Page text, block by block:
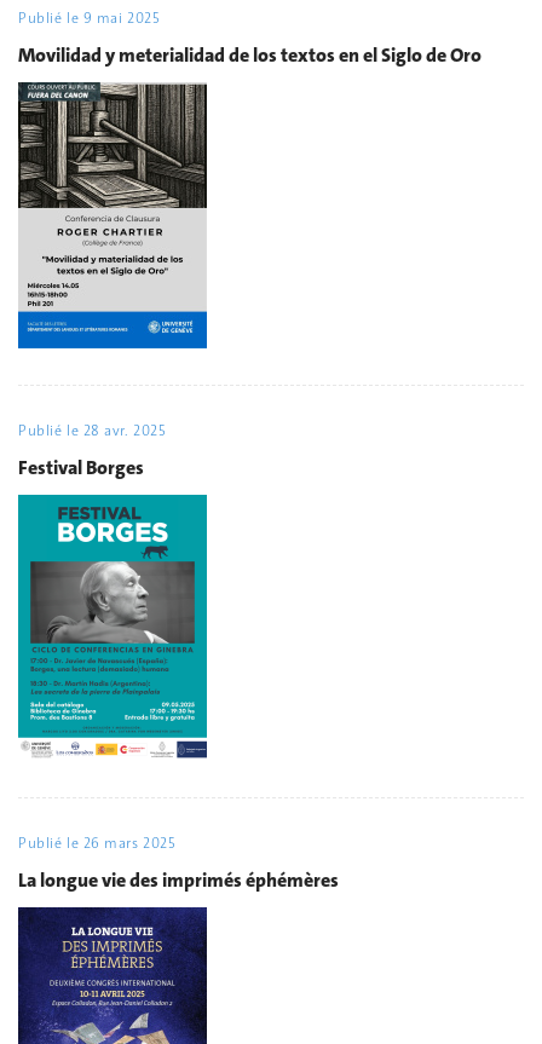
Publié le 9 mai 2025
Movilidad y meterialidad de los textos en el Siglo de Oro
Publié le 28 avr. 2025
Festival Borges
Publié le 26 mars 2025
La longue vie des imprimés éphémères